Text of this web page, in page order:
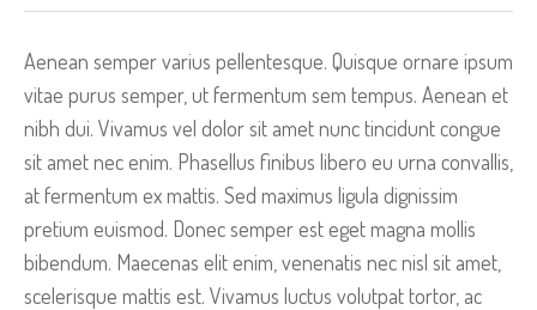
Aenean semper varius pellentesque. Quisque ornare ipsum
vitae purus semper, ut fermentum sem tempus. Aenean et
nibh dui. Vivamus vel dolor sit amet nunc tincidunt congue
sit amet nec enim. Phasellus finibus libero eu urna convallis,
at fermentum ex mattis. Sed maximus ligula dignissim
pretium euismod. Donec semper est eget magna mollis
bibendum. Maecenas elit enim, venenatis nec nisl sit amet,
scelerisque mattis est. Vivamus luctus volutpat tortor, ac